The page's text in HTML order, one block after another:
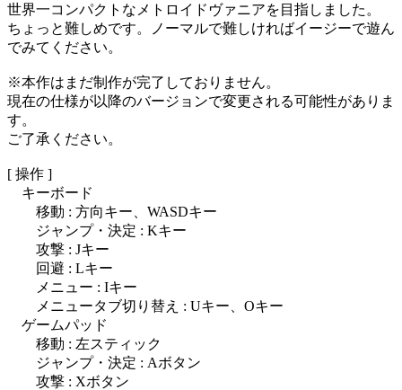
世界一コンパクトなメトロイドヴァニアを目指しました。
ちょっと難しめです。ノーマルで難しければイージーで遊ん
でみてください。
※本作はまだ制作が完了しておりません。
現在の仕様が以降のバージョンで変更される可能性がありま
す。
ご了承ください。
[ 操作 ]
キーボード
移動 : 方向キー、WASDキー
ジャンプ・決定 : Kキー
攻撃 : Jキー
回避 : Lキー
メニュー : Iキー
メニュータブ切り替え : Uキー、Oキー
ゲームパッド
移動 : 左スティック
ジャンプ・決定 : Aボタン
攻撃 : Xボタン